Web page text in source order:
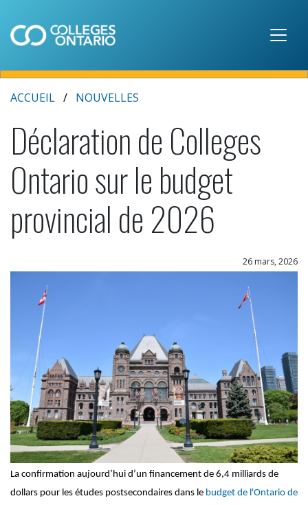
ACCUEIL NOUVELLES
Déclaration de Colleges
Ontario sur le budget
provincial de 2026
26 mars, 2026
La confirmation aujourd’hui d’un financement de 6,4 milliards de
dollars pour les études postsecondaires dans le budget de l'Ontario de